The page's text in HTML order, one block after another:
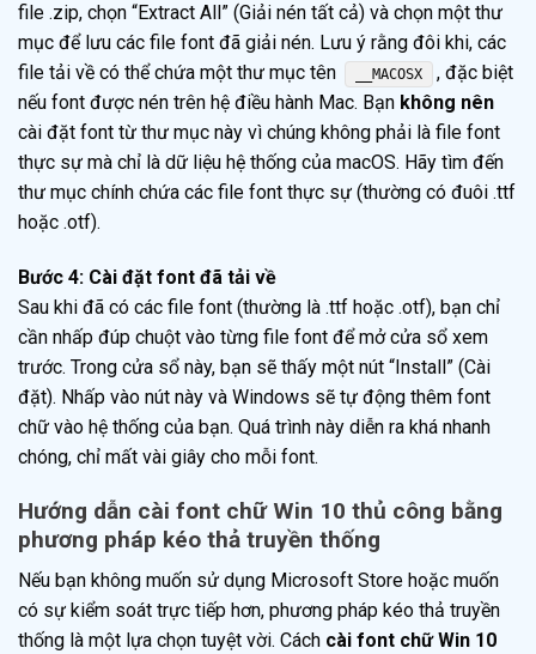
file .zip, chọn “Extract All” (Giải nén tất cả) và chọn một thư
mục để lưu các file font đã giải nén. Lưu ý rằng đôi khi, các
file tải về có thể chứa một thư mục tên
__MACOSX
, đặc biệt
nếu font được nén trên hệ điều hành Mac. Bạn không nên
cài đặt font từ thư mục này vì chúng không phải là file font
thực sự mà chỉ là dữ liệu hệ thống của macOS. Hãy tìm đến
thư mục chính chứa các file font thực sự (thường có đuôi .ttf
hoặc .otf).
Bước 4: Cài đặt font đã tải về
Sau khi đã có các file font (thường là .ttf hoặc .otf), bạn chỉ
cần nhấp đúp chuột vào từng file font để mở cửa sổ xem
trước. Trong cửa sổ này, bạn sẽ thấy một nút “Install” (Cài
đặt). Nhấp vào nút này và Windows sẽ tự động thêm font
chữ vào hệ thống của bạn. Quá trình này diễn ra khá nhanh
chóng, chỉ mất vài giây cho mỗi font.
Hướng dẫn cài font chữ Win 10 thủ công bằng
phương pháp kéo thả truyền thống
Nếu bạn không muốn sử dụng Microsoft Store hoặc muốn
có sự kiểm soát trực tiếp hơn, phương pháp kéo thả truyền
thống là một lựa chọn tuyệt vời. Cách cài font chữ Win 10